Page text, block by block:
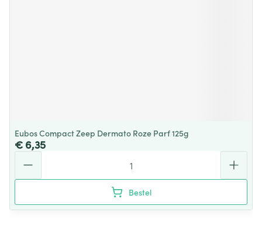
Eubos Compact Zeep Dermato Roze Parf 125g
€ 6,35
Bestel